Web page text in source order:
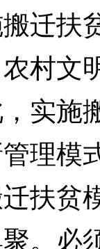
迁扶
村文
实施
理模
扶贫
。必